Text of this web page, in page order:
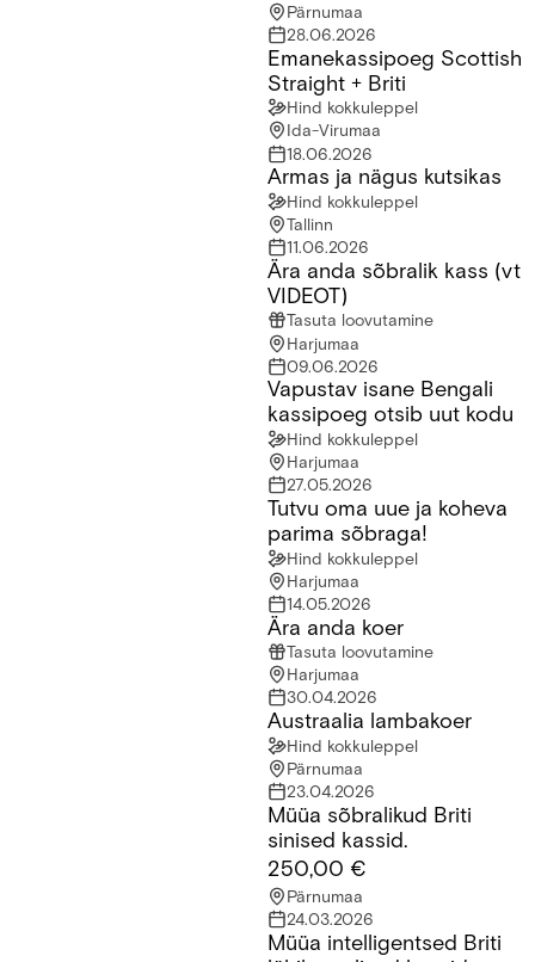
Pärnumaa
28.06.2026
Emanekassipoeg Scottish Straight + BritiEmanekassipoeg Scottish
Straight + Briti
Hind kokkuleppel
Ida-Virumaa
18.06.2026
Armas ja nägus kutsikas
Hind kokkuleppel
Tallinn
11.06.2026
Ära anda sõbralik kass (vt VIDEOT)Ära anda sõbralik kass (vt
VIDEOT)
Tasuta loovutamine
Harjumaa
09.06.2026
Vapustav isane Bengali kassipoeg otsib uut kodu
Vapustav isane Bengali
kassipoeg otsib uut kodu
Hind kokkuleppel
Harjumaa
27.05.2026
Tutvu oma uue ja koheva parima sõbraga!Tutvu oma uue ja koheva
parima sõbraga!
Hind kokkuleppel
Harjumaa
14.05.2026
Ära anda koer
Tasuta loovutamine
Harjumaa
30.04.2026
Austraalia lambakoer
Hind kokkuleppel
Pärnumaa
23.04.2026
Müüa sõbralikud Briti sinised kassid.Müüa sõbralikud Briti
sinised kassid.
250,00 €
Pärnumaa
24.03.2026
Müüa intelligentsed Briti lühikarvalised kassid.
Müüa intelligentsed Briti